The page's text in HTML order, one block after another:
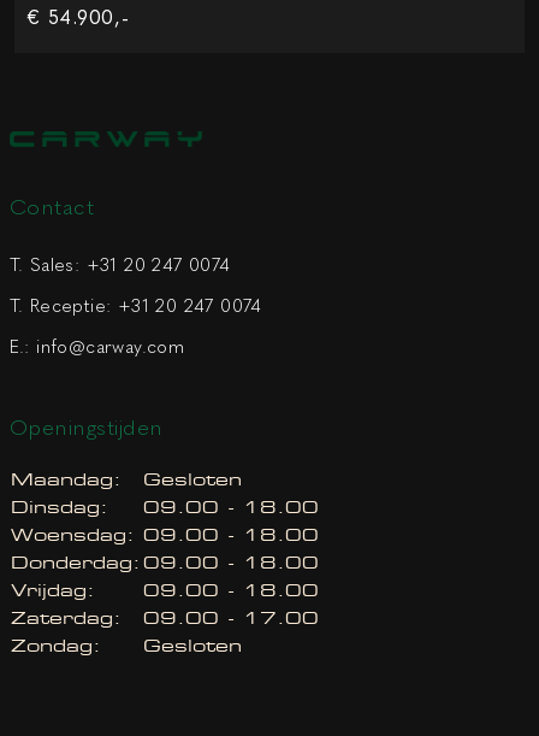
€ 54.900,-
Contact
T. Sales: +31 20 247 0074
T. Receptie: +31 20 247 0074
E.: info@carway.com
Openingstijden
Maandag:
Gesloten
Dinsdag:
09.00 - 18.00
Woensdag: 09.00 - 18.00
Donderdag: 09.00 - 18.00
Vrijdag:
09.00 - 18.00
Zaterdag:
09.00 - 17.00
Zondag:
Gesloten